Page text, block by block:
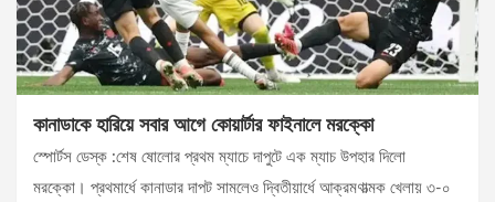
কানাডাকে হারিয়ে সবার আগে কোয়ার্টার ফাইনালে মরক্কো
স্পোর্টস ডেস্ক :শেষ ষোলোর প্রথম ম্যাচে দাপুটে এক ম্যাচ উপহার দিলো
মরক্কো। প্রথমার্ধে কানাডার দাপট সামলেও দ্বিতীয়ার্ধে আক্রমণাত্মক খেলায় ৩-০